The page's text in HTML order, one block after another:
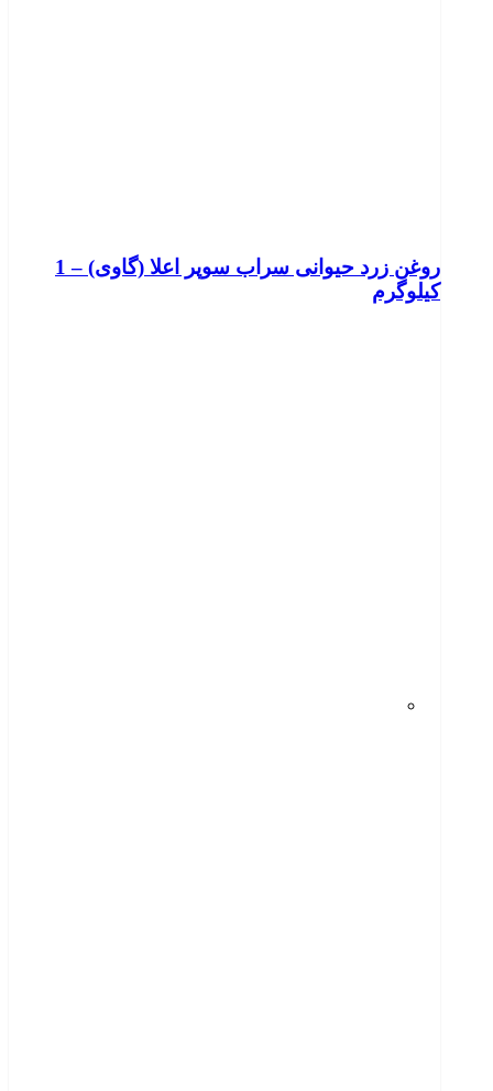
روغن زرد حیوانی سراب سوپر اعلا (گاوی) – 1
کیلوگرم